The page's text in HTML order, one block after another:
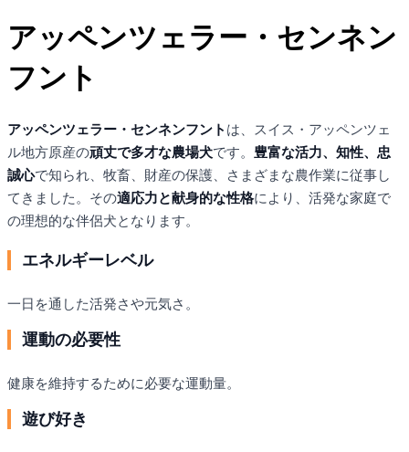
アッペンツェラー・センネン
フント
アッペンツェラー・センネンフント は、スイス・アッペンツェ
ル地方原産の頑丈で多才な農場犬です。 豊富な活力、知性、忠
誠心で知られ、牧畜、財産の保護、さまざまな農作業に従事し
てきました。その適応力と献身的な性格により、活発な家庭で
の理想的な伴侶犬となります。
エネルギーレベル
一日を通した活発さや元気さ。
運動の必要性
健康を維持するために必要な運動量。
遊び好き